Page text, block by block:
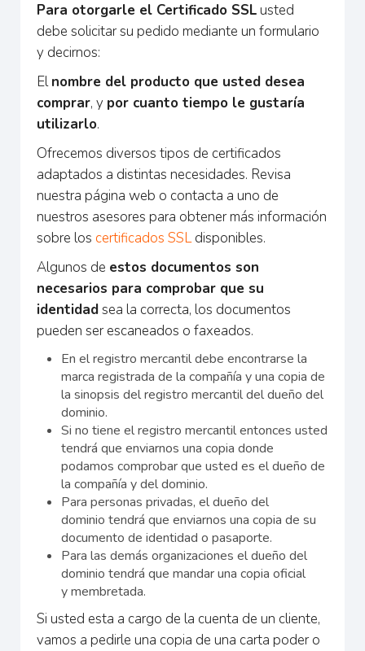
Para otorgarle el Certificado SSLusted
debe solicitar su pedido mediante un formulario
y decirnos:
Elnombre del producto que usted desea
comprar, y por cuanto tiempo le gustaría
utilizarlo.
Ofrecemos diversos tipos de certificados
adaptados a distintas necesidades. Revisa
nuestra página web o contacta a uno de
nuestros asesores para obtener más información
sobre los certificados SSLdisponibles.
Algunos de estos documentos son
necesarios para comprobar que su
identidadsea la correcta, los documentos
pueden ser escaneados o faxeados.
En el registro mercantil debe encontrarse la
marca registrada de la compañía y una copia de
la sinopsis del registro mercantil del dueño del
dominio.
Si no tiene el registro mercantil entonces usted
tendrá que enviarnos una copia donde
podamos comprobar que usted es el dueño de
la compañía y del dominio.
Para personas privadas, el dueño del
dominio tendrá que enviarnos una copia de su
documento de identidad o pasaporte.
Para las demás organizaciones el dueño del
dominio tendrá que mandar una copia oficial
y membretada.
Si usted esta a cargo de la cuenta de un cliente,
vamos a pedirle una copia de una carta poder o